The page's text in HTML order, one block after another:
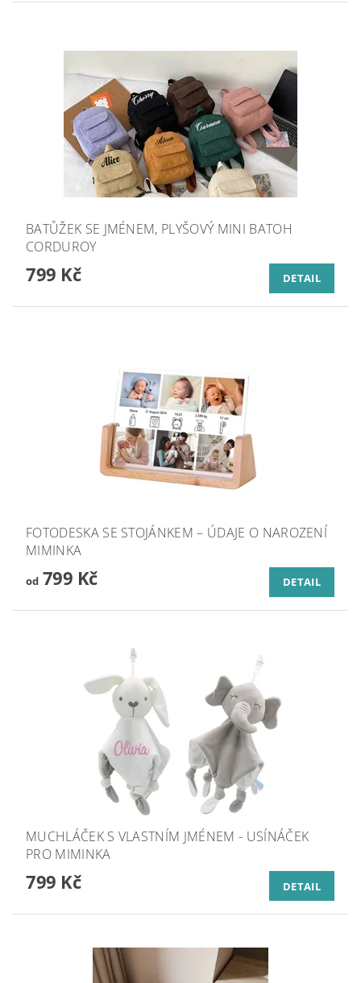
BATŮŽEK SE JMÉNEM, PLYŠOVÝ MINI BATOH
CORDUROY
799 Kč DETAIL
FOTODESKA SE STOJÁNKEM – ÚDAJE O NAROZENÍ
MIMINKA
od799 Kč DETAIL
MUCHLÁČEK S VLASTNÍM JMÉNEM - USÍNÁČEK
PRO MIMINKA
799 Kč DETAIL